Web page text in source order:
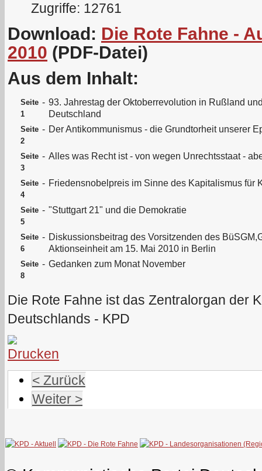
Zugriffe: 12761
Download: Die Rote Fahne -
2010 (PDF-Datei)
Aus dem Inhalt:
Seite
1
- 93. Jahrestag der Oktoberrevolution in Rußland
Deutschland
Seite
2
- Der Antikommunismus - die Grundtorheit unserer
Seite
3
- Alles was Recht ist - von wegen Unrechtsstaat -
Seite
4
- Friedensnobelpreis im Sinne des Kapitalismus für
Seite
5
- "Stuttgart 21" und die Demokratie
Seite
6
- Diskussionsbeitrag des Vorsitzenden des
Aktionseinheit am 15. Mai 2010 in Berlin
Seite
8
- Gedanken zum Monat November
Die Rote Fahne ist das Zentralorgan der
Deutschlands - KPD
< Zurück
Weiter >